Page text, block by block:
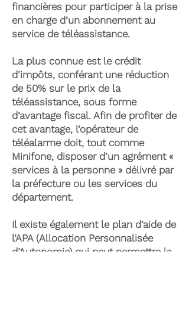
financières pour participer à la prise
en charge d’un abonnement au
service de téléassistance.
La plus connue est le crédit
d’impôts, conférant une réduction
de 50% sur le prix de la
téléassistance, sous forme
d’avantage fiscal. Afin de profiter de
cet avantage, l’opérateur de
téléalarme doit, tout comme
Minifone, disposer d’un agrément «
services à la personne » délivré par
la préfecture ou les services du
département.
Il existe également le plan d’aide de
l’APA (Allocation Personnalisée
d’Autonomie) qui peut permettre la